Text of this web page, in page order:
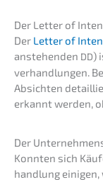
Der Letter of
Der Letter of
anste­hen­den DD)
ver­hand­lun­gen.
Absich­ten
erkannt werden,
Der
Konnten sich
hand­lung